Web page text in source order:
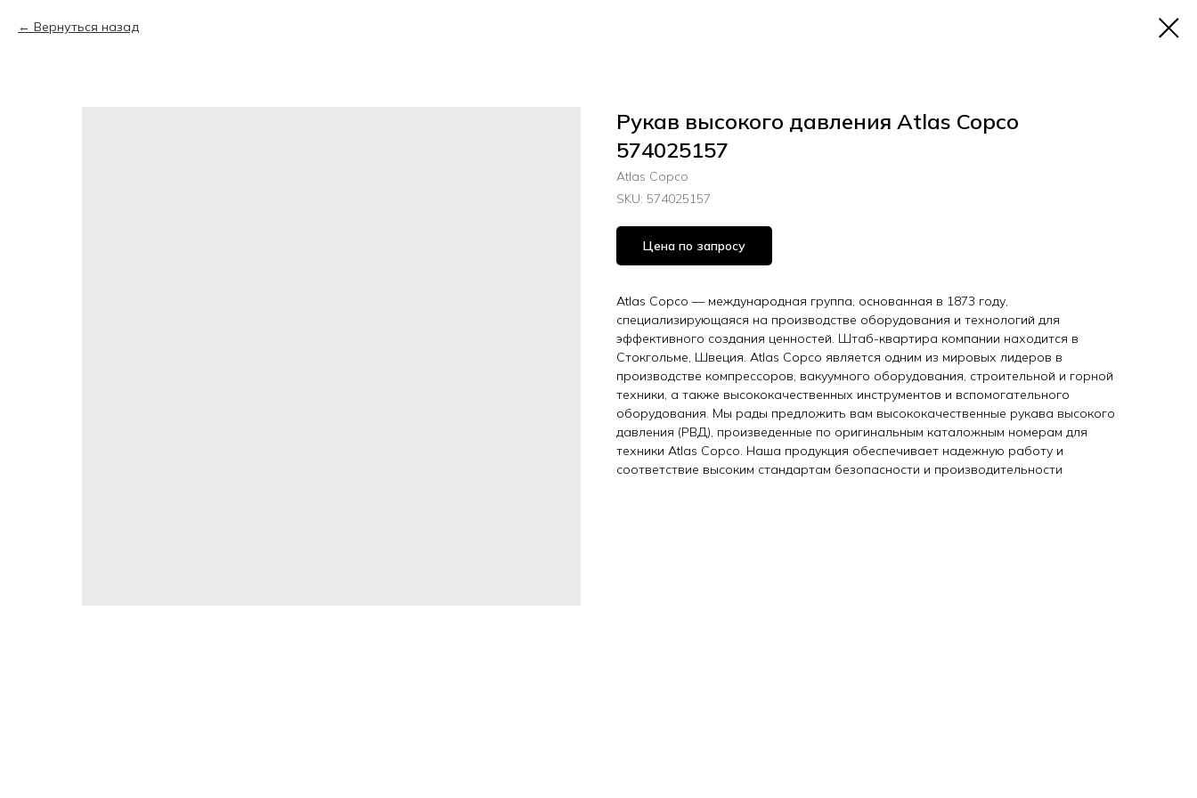
Вернуться назад
Рукав высокого давления Atlas Copco
574025157
Atlas Copco
SKU: 574025157
Цена по запросу
Atlas Copco — международная группа, основанная в 1873 году,
специализирующаяся на производстве оборудования и технологий для
эффективного создания ценностей. Штаб-квартира компании находится в
Стокгольме, Швеция. Atlas Copco является одним из мировых лидеров в
производстве компрессоров, вакуумного оборудования, строительной и горной
техники, а также высококачественных инструментов и вспомогательного
оборудования. Мы рады предложить вам высококачественные рукава высокого
давления (РВД), произведенные по оригинальным каталожным номерам для
техники Atlas Copco. Наша продукция обеспечивает надежную работу и
соответствие высоким стандартам безопасности и производительности